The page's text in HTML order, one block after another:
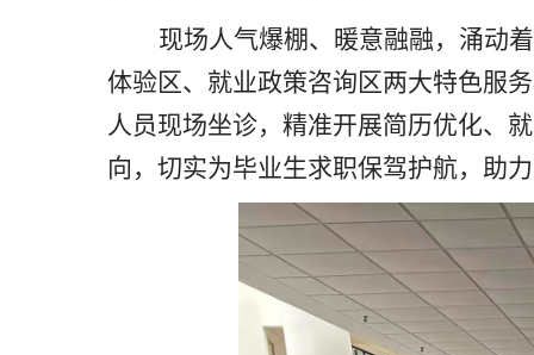
现场人气爆棚、暖意融融，涌动
体验区、就业政策咨询区两大特色服
人员现场坐诊，精准开展简历优化、
向，切实为毕业生求职保驾护航，助